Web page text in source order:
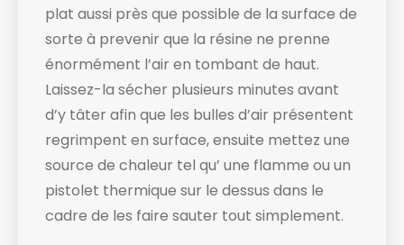
plat aussi près que possible de la surface de
sorte à prevenir que la résine ne prenne
énormément l’air en tombant de haut.
Laissez-la sécher plusieurs minutes avant
d’y tâter afin que les bulles d’air présentent
regrimpent en surface, ensuite mettez une
source de chaleur tel qu’ une flamme ou un
pistolet thermique sur le dessus dans le
cadre de les faire sauter tout simplement.